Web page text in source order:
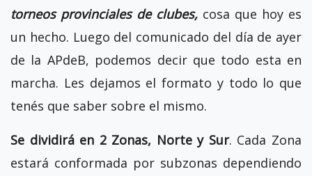
torneos provinciales de clubes, cosa que hoy es
un hecho. Luego del comunicado del día de ayer
de la APdeB, podemos decir que todo esta en
marcha. Les dejamos el formato y todo lo que
tenés que saber sobre el mismo.
Se dividirá en 2 Zonas, Norte y Sur. Cada Zona
estará conformada por subzonas dependiendo